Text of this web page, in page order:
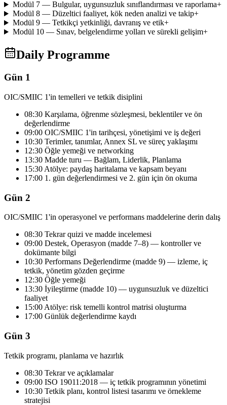
Modül 7 — Bulgular, uygunsuzluk sınıflandırması ve raporlama+
Modül 8 — Düzeltici faaliyet, kök neden analizi ve takip+
Modül 9 — Tetkikçi yetkinliği, davranış ve etik+
Modül 10 — Sınav, belgelendirme yolları ve sürekli gelişim+
Daily Programme
Gün 1
OIC/SMIIC 1'in temelleri ve tetkik disiplini
08:30 Karşılama, öğrenme sözleşmesi, beklentiler ve ön
değerlendirme
09:00 OIC/SMIIC 1'in tarihçesi, yönetişimi ve iş değeri
10:30 Terimler, tanımlar, Annex SL ve süreç yaklaşımı
12:30 Öğle yemeği ve networking
13:30 Madde turu — Bağlam, Liderlik, Planlama
15:30 Atölye: paydaş haritalama ve kapsam beyanı
17:00 1. gün değerlendirmesi ve 2. gün için ön okuma
Gün 2
OIC/SMIIC 1'in operasyonel ve performans maddelerine derin dalış
08:30 Tekrar quizi ve madde incelemesi
09:00 Destek, Operasyon (madde 7–8) — kontroller ve
dokümante bilgi
10:30 Performans Değerlendirme (madde 9) — izleme, iç
tetkik, yönetim gözden geçirme
12:30 Öğle yemeği
13:30 İyileştirme (madde 10) — uygunsuzluk ve düzeltici
faaliyet
15:00 Atölye: risk temelli kontrol matrisi oluşturma
17:00 Günlük değerlendirme kaydı
Gün 3
Tetkik programı, planlama ve hazırlık
08:30 Tekrar ve açıklamalar
09:00 ISO 19011:2018 — iç tetkik programının yönetimi
10:30 Tetkik planı, kontrol listesi tasarımı ve örnekleme
stratejisi